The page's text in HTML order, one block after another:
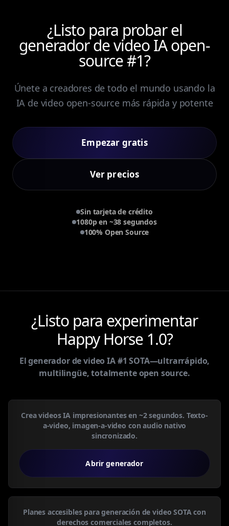
¿Listo para probar el
generador de video IA open-
source #1?
Únete a creadores de todo el mundo usando la
IA de video open-source más rápida y potente
Empezar gratis
Ver precios
Sin tarjeta de crédito
1080p en ~38 segundos
100% Open Source
¿Listo para experimentar
Happy Horse 1.0?
El generador de video IA #1 SOTA—ultrarrápido,
multilingüe, totalmente open source.
Crea videos IA impresionantes en ~2 segundos. Texto-
a-video, imagen-a-video con audio nativo
sincronizado.
Abrir generador
Planes accesibles para generación de video SOTA con
derechos comerciales completos.